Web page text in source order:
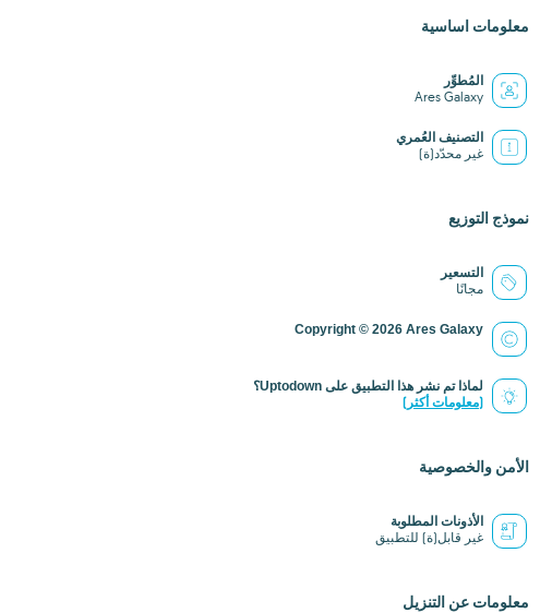
معلومات اساسية
المُطوِّر
Ares Galaxy
التصنيف العُمري
غير محدّد(ة)
نموذج التوزيع
التسعير
مجانًا
Copyright © 2026 Ares Galaxy
لماذا تم نشر هذا التطبيق على Uptodown؟
(معلومات أكثر)
الأمن والخصوصية
الأذونات المطلوبة
غير قابل(ة) للتطبيق
معلومات عن التنزيل